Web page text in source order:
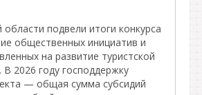
области подвели итоги конкурса
общественных инициатив и
на развитие туристской
В 2026 году господдержку
— общая сумма субсидий